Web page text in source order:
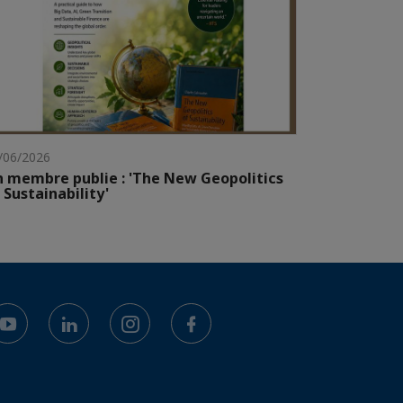
2026
membre publie : 'The New Geopolitics